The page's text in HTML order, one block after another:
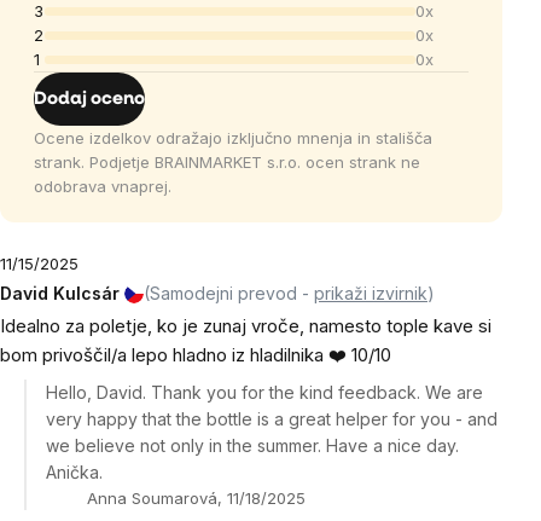
3
0x
2
0x
1
0x
Dodaj oceno
Ocene izdelkov odražajo izključno mnenja in stališča
strank. Podjetje BRAINMARKET s.r.o. ocen strank ne
odobrava vnaprej.
11/15/2025
David Kulcsár (Samodejni prevod - prikaži izvirnik)
Idealno za poletje, ko je zunaj vroče, namesto tople kave si
bom privoščil/a lepo hladno iz hladilnika ❤️ 10/10
Hello, David. Thank you for the kind feedback. We are
very happy that the bottle is a great helper for you - and
we believe not only in the summer. Have a nice day.
Anička.
Anna Soumarová, 11/18/2025